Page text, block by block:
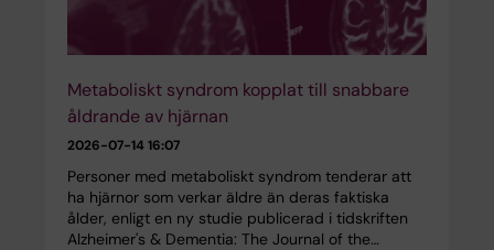
Metaboliskt syndrom kopplat till snabbare
åldrande av hjärnan
2026-07-14 16:07
Personer med metaboliskt syndrom tenderar att
ha hjärnor som verkar äldre än deras faktiska
ålder, enligt en ny studie publicerad i tidskriften
Alzheimer's & Dementia: The Journal of the…